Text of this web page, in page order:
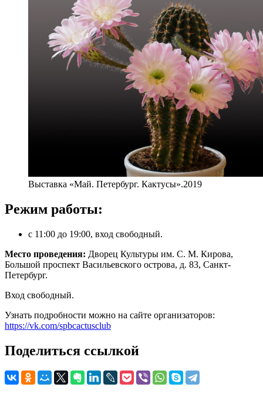
Выставка «Май. Петербург. Кактусы».2019
Режим работы:
с 11:00 до 19:00, вход свободный.
Место проведения: Дворец Культуры им. С. М. Кирова,
Большой проспект Васильевского острова, д. 83, Санкт-
Петербург.
Вход свободный.
Узнать подробности можно на сайте организаторов:
https://vk.com/spbcactusclub
Поделиться ссылкой